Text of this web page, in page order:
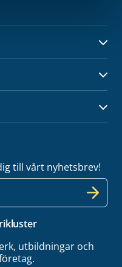
till vårt nyhetsbrev!
utbildningar och